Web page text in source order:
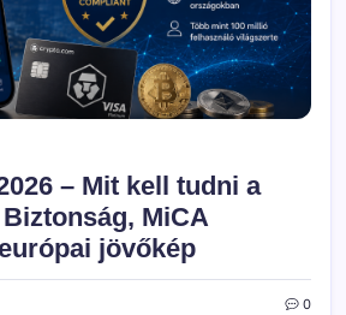
– Mit kell tudni a
MiCA
jövőkép
0